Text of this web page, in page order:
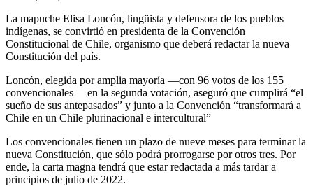
La mapuche Elisa Loncón, lingüista y defensora de los pueblos
indígenas, se convirtió en presidenta de la Convención
Constitucional de Chile, organismo que deberá redactar la nueva
Constitución del país.
Loncón, elegida por amplia mayoría —con 96 votos de los 155
convencionales— en la segunda votación, aseguró que cumplirá “el
sueño de sus antepasados” y junto a la Convención “transformará a
Chile en un Chile plurinacional e intercultural”
Los convencionales tienen un plazo de nueve meses para terminar la
nueva Constitución, que sólo podrá prorrogarse por otros tres. Por
ende, la carta magna tendrá que estar redactada a más tardar a
principios de julio de 2022.